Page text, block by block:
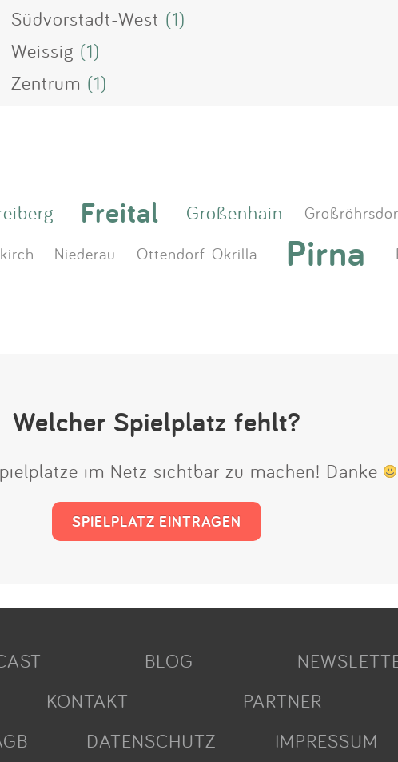
Südvorstadt-West (1)
Weissig (1)
Zentrum (1)
Freital Großenhain
Niederau Ottendorf-Okrilla Pirna
Welcher Spielplatz fehlt?
im Netz sichtbar zu machen! Danke
SPIELPLATZ EINTRAGEN
BLOG
KONTAKT
PARTNER
DATENSCHUTZ IMPRESSUM